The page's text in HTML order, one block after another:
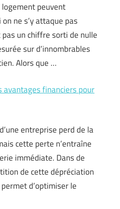
logement peuvent
ne s’y attaque pas
pas un chiffre sorti de nulle
sur d’innombrables
Alors que …
avantages financiers pour
entreprise perd de la
cette perte n’entraîne
immédiate. Dans de
de cette dépréciation
d’optimiser le